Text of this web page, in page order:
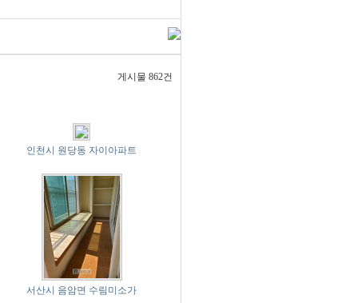
게시물 862건
인천시 원당동 자이아파트
서산시 음암면 수림미소가